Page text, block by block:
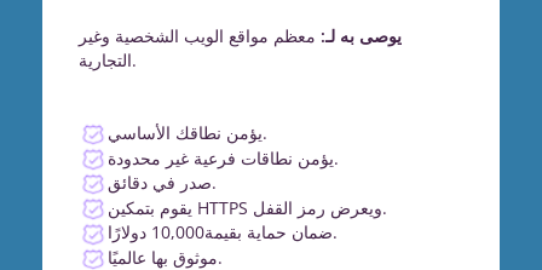
يوصى به لـ: معظم مواقع الويب الشخصية وغير
التجارية.
يؤمن نطاقك الأساسي.
يؤمن نطاقات فرعية غير محدودة.
صدر في دقائق.
يقوم بتمكين HTTPS ويعرض رمز القفل.
ضمان حماية بقيمة10,000 دولارًا.
موثوق بها عالميًا.